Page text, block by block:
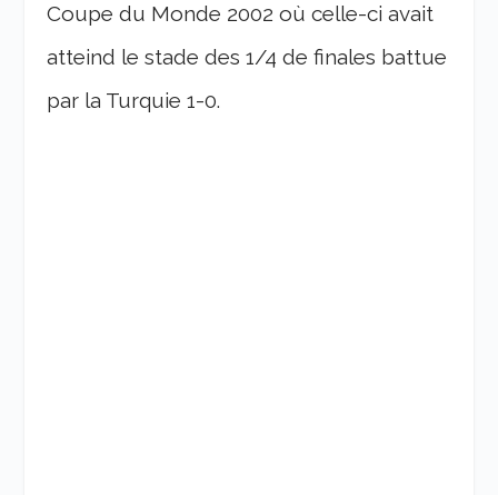
Coupe du Monde 2002 où celle-ci avait
atteind le stade des 1/4 de finales battue
par la Turquie 1-0.